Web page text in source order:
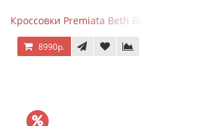
Кроссовки Premiata Beth Blue White
8990р.